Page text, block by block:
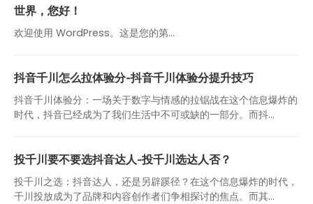
世界，您好！
欢迎使用 WordPress。这是您的第…
抖音千川怎么拉体验分-抖音千川体验分提升技巧
抖音千川体验分：一场关于数字与情感的拉锯战在这个信息爆炸的
时代，抖音已经成为了我们生活中不可或缺的一部分。而抖...
投千川要不要选抖音达人-投千川选达人否？
投千川之选：抖音达人，还是另辟蹊径？在这个信息爆炸的时代，
千川投放成为了品牌和内容创作者们争相探讨的焦点。而其...